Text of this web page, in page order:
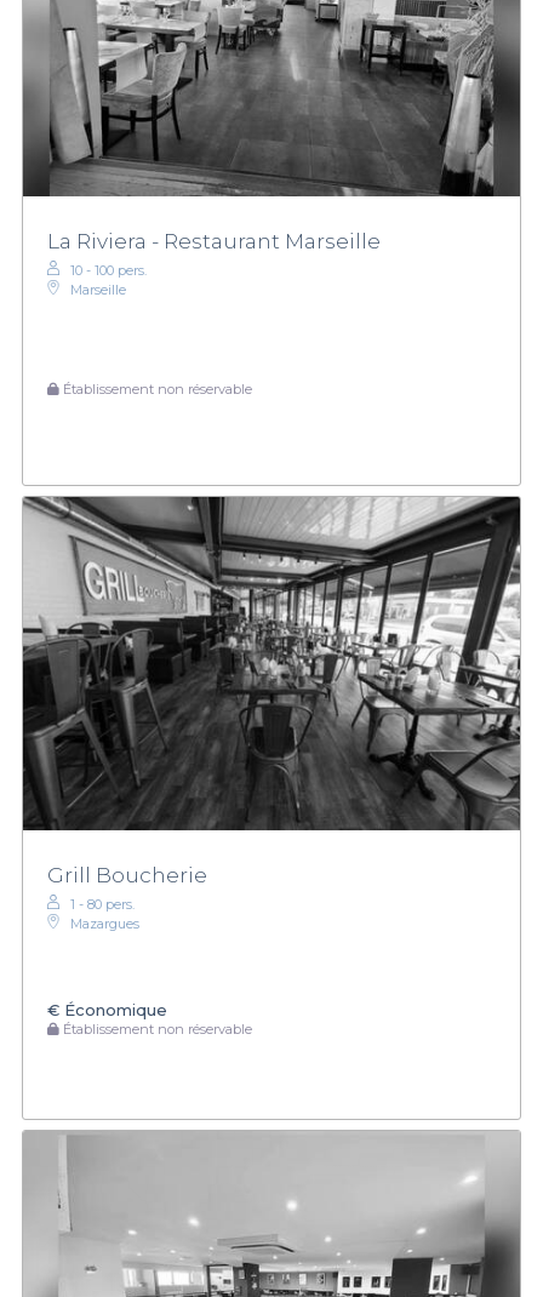
La Riviera - Restaurant Marseille
10 - 100 pers.
Marseille
Établissement non réservable
Grill Boucherie
1 - 80 pers.
Mazargues
€ Économique
Établissement non réservable